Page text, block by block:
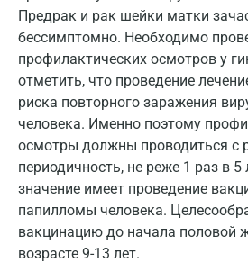
Предрак и рак шейки матки
бессимптомно. Необходимо
профилактических осмотров у
отметить, что проведение
риска повторного заражения
человека. Именно поэтому
осмотры должны проводиться с
периодичность, не реже 1 раз в
значение имеет проведение
папилломы человека.
вакцинацию до начала половой
возрасте 9-13 лет.
Всеволожск
Гатчина
Геленджик
Голубое
Дзержинск
Дзержинский
Дмитров
Долгопрудный